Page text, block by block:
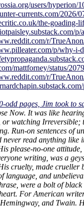
users/hyperion/
currents.com/2026/
the-goading-lif
p/a
r/
p/why-i-d
mattforney/status/
r/
odd pages, Jim took to
Now. It was like
or watching Irreversible;
Run-on sentences of
never read anything like
please-no-one
writing, was a
cruelty, made crueller
language, and
were a bolt of
For American
and Twain.